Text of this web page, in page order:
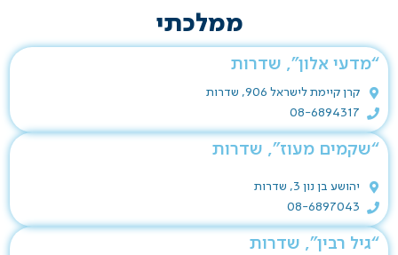
ממלכתי
“מדעי אלון”, שדרות
קרן קיימת לישראל 906, שדרות
08-6894317
“שקמים מעוז”, שדרות
יהושע בן נון 3, שדרות
08-6897043
“גיל רבין”, שדרות